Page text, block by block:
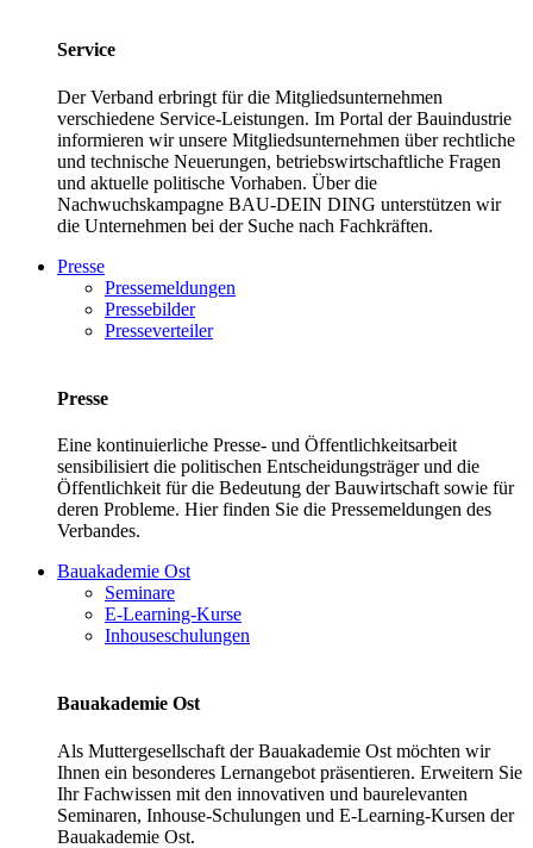
Service
Der Verband erbringt für die Mitgliedsunternehmen
verschiedene Service-Leistungen. Im Portal der Bauindustrie
informieren wir unsere Mitgliedsunternehmen über rechtliche
und technische Neuerungen, betriebswirtschaftliche Fragen
und aktuelle politische Vorhaben. Über die
Nachwuchskampagne BAU-DEIN DING unterstützen wir
die Unternehmen bei der Suche nach Fachkräften.
Presse
Pressemeldungen
Pressebilder
Presseverteiler
Presse
Eine kontinuierliche Presse- und Öffentlichkeitsarbeit
sensibilisiert die politischen Entscheidungsträger und die
Öffentlichkeit für die Bedeutung der Bauwirtschaft sowie für
deren Probleme. Hier finden Sie die Pressemeldungen des
Verbandes.
Bauakademie Ost
Seminare
E-Learning-Kurse
Inhouseschulungen
Bauakademie Ost
Als Muttergesellschaft der Bauakademie Ost möchten wir
Ihnen ein besonderes Lernangebot präsentieren. Erweitern Sie
Ihr Fachwissen mit den innovativen und baurelevanten
Seminaren, Inhouse-Schulungen und E-Learning-Kursen der
Bauakademie Ost.